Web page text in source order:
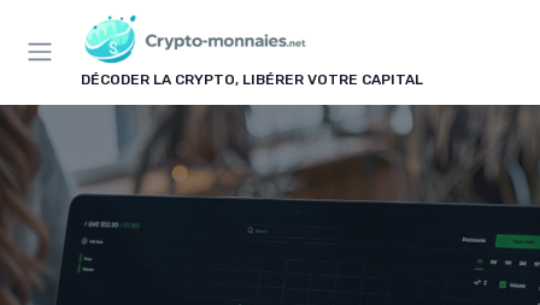
DÉCODER LA CRYPTO, LIBÉRER VOTRE CAPITAL
Panneau de gestion des cookies